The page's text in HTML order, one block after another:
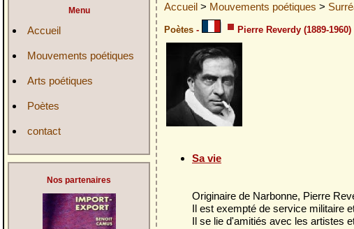
Menu
Accueil
Mouvements poétiques
Arts poétiques
Poètes
contact
Nos partenaires
Accueil > Mouvements poétiques >
Poètes - Pierre Reverdy (1889-1960)
Sa vie
Originaire de Narbonne, Pierre
Il est exempté de service militaire
Il se lie d'amitiés avec les artistes